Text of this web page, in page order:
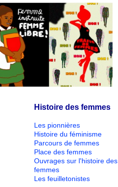
Histoire des femmes
Les pionnières
Histoire du féminisme
Parcours de femmes
Place des femmes
Ouvrages sur l'histoire des
femmes
Les feuilletonistes